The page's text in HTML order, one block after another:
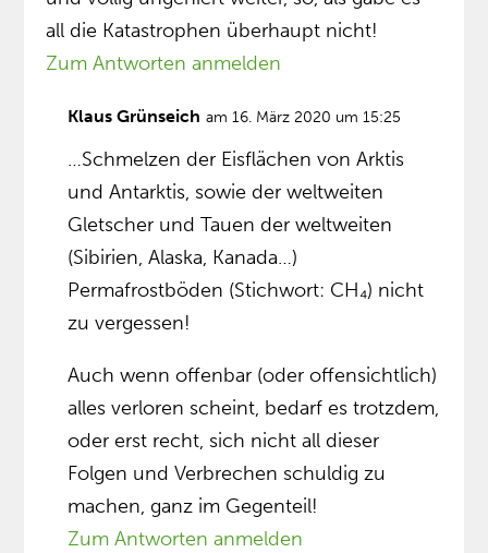
all die Katastrophen überhaupt nicht!
Zum Antworten anmelden
Klaus Grünseich am 16. März 2020 um 15:25
…Schmelzen der Eisflächen von Arktis
und Antarktis, sowie der weltweiten
Gletscher und Tauen der weltweiten
(Sibirien, Alaska, Kanada…)
Permafrostböden (Stichwort: CH₄) nicht
zu vergessen!
Auch wenn offenbar (oder offensichtlich)
alles verloren scheint, bedarf es trotzdem,
oder erst recht, sich nicht all dieser
Folgen und Verbrechen schuldig zu
machen, ganz im Gegenteil!
Zum Antworten anmelden